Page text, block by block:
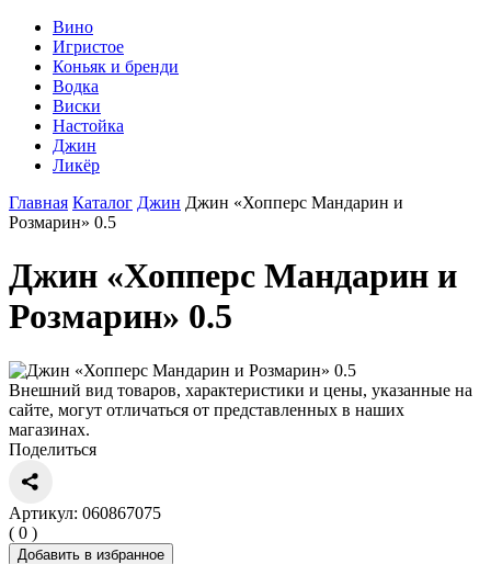
Вино
Игристое
Коньяк и бренди
Водка
Виски
Настойка
Джин
Ликёр
Главная Каталог Джин Джин «Хопперс Мандарин и
Розмарин» 0.5
Джин «Хопперс Мандарин и
Розмарин» 0.5
Внешний вид товаров, характеристики и цены, указанные на
сайте, могут отличаться от представленных в наших
магазинах.
Поделиться
Артикул: 060867075
( 0 )
Добавить в избранное